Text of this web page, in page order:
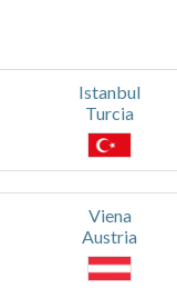
Istanbul
Turcia
Viena
Austria